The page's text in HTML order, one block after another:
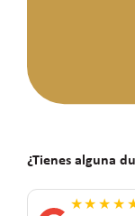
¿Tienes alguna